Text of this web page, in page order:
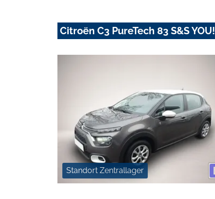
Citroën C3 PureTech 83 S&S YOU!
Standort Zentrallager